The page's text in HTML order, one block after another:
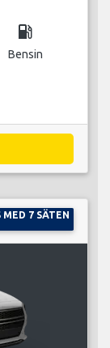
local_gas_station
Bensin
MED 7 SÄTEN